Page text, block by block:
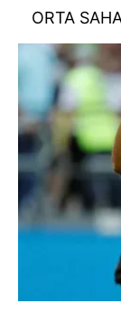
ORTA